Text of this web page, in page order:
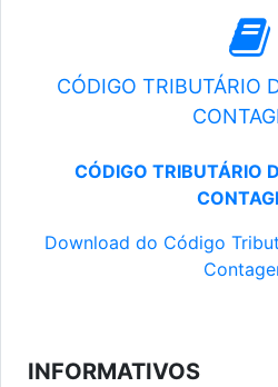
CÓDIGO TRIBUTÁRIO
CÓDIGO TRIBUTÁRIO
Download do Código
INFORMATIVOS